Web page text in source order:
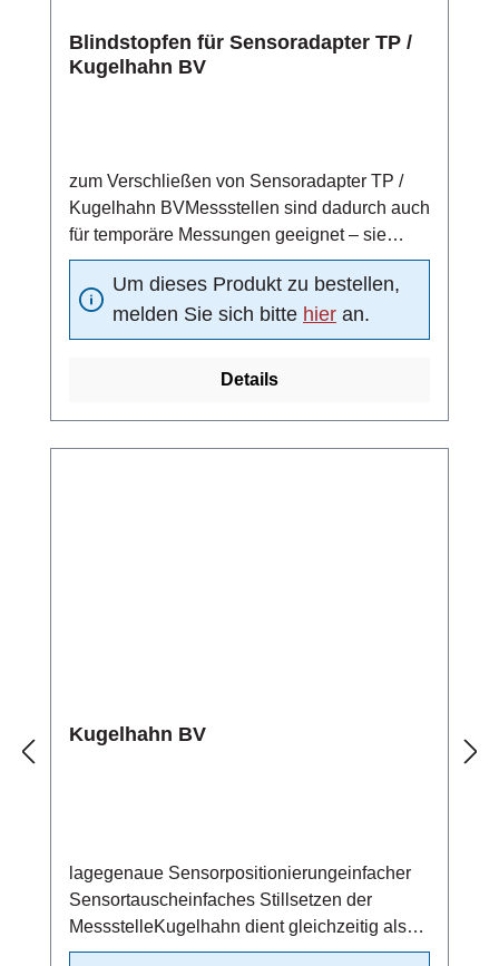
Blindstopfen für Sensoradapter TP /
Kugelhahn BV
zum Verschließen von Sensoradapter TP /
Kugelhahn BVMessstellen sind dadurch auch
für temporäre Messungen geeignet – sie
können nach einem Messzyklus durch einen
Blindstopfen verschlossen werdenmit O-Ring
Um dieses Produkt zu bestellen,
melden Sie sich bitte hier an.
Details
Kugelhahn BV
lagegenaue Sensorpositionierungeinfacher
Sensortauscheinfaches Stillsetzen der
MessstelleKugelhahn dient gleichzeitig als
Absperrventil/beidseitig dichtendMaterial